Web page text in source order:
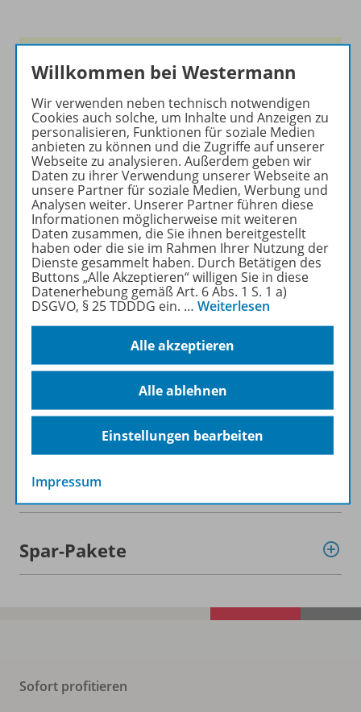
Frische Ideen für den
Englischunterricht!
Ihr Wegweiser zu den
wichtigsten Seiten von PRAXIS
ENGLISCH:
zu den Abo-Angeboten
zum Zeitschriftenkiosk
zum Online-Archiv
Mehr zur Zeitschrift
Informationen
Beschreibung
Weitere Inhalte der Ausgabe
Spar-Pakete
Sofort profitieren
Willkommen bei Westermann
Wir verwenden neben technisch notwendigen
Cookies auch solche, um Inhalte und Anzeigen zu
personalisieren, Funktionen für soziale Medien
anbieten zu können und die Zugriffe auf unserer
Webseite zu analysieren. Außerdem geben wir
Daten zu ihrer Verwendung unserer Webseite an
unsere Partner für soziale Medien, Werbung und
Analysen weiter. Unserer Partner führen diese
Informationen möglicherweise mit weiteren
Daten zusammen, die Sie ihnen bereitgestellt
haben oder die sie im Rahmen Ihrer Nutzung der
Dienste gesammelt haben. Durch Betätigen des
Buttons „Alle Akzeptieren“ willigen Sie in diese
Datenerhebung gemäß Art. 6 Abs. 1 S. 1 a)
DSGVO, § 25 TDDDG ein. … Weiterlesen
Alle akzeptieren
Alle ablehnen
Einstellungen bearbeiten
Impressum